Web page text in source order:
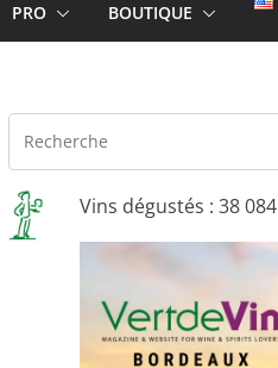
PRO BOUTIQUE
Vins dégustés : 38 084